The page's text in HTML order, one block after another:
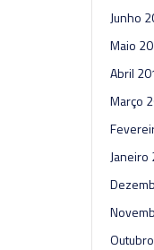
Junho
Maio
Abril
Março
Janeiro